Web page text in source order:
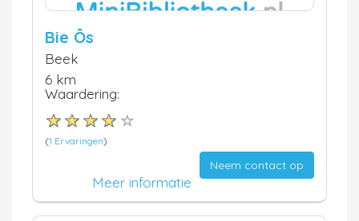
Bie Ôs
Beek
6 km
Waardering:
(1 Ervaringen)
Neem contact op
Meer informatie